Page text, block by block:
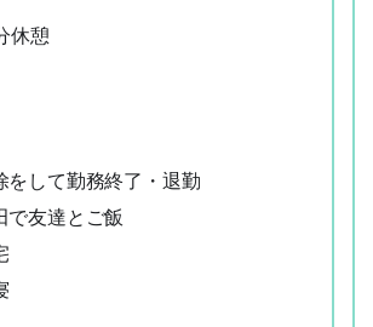
休憩
して勤務終了・退勤
友達とご飯